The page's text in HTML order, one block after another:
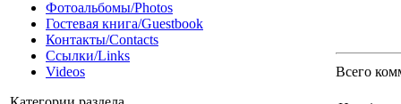
Фотоальбомы/Photos
Гостевая книга/Guestbook
Контакты/Contacts
Ссылки/Links
Videos
Всего